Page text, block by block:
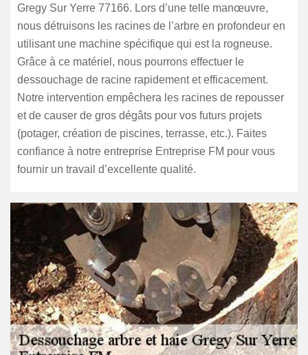
Gregy Sur Yerre 77166. Lors d’une telle manœuvre,
nous détruisons les racines de l’arbre en profondeur en
utilisant une machine spécifique qui est la rogneuse.
Grâce à ce matériel, nous pourrons effectuer le
dessouchage de racine rapidement et efficacement.
Notre intervention empêchera les racines de repousser
et de causer de gros dégâts pour vos futurs projets
(potager, création de piscines, terrasse, etc.). Faites
confiance à notre entreprise Entreprise FM pour vous
fournir un travail d’excellente qualité.